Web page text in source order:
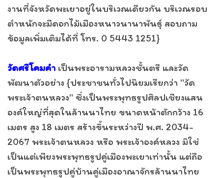
งานที่จังหวัดพะเยาอยู่ในบริเวณเดียวกัน บริเวณรอบ
ตำหนักจะมีดอกไม้เมืองหนาวนานาพันธุ์ สอบถาม
ข้อมูลเพิ่มเติมได้ที่ โทร. 0 5443 1251}
วัดศรีโคมคำ เป็นพระอารามหลวงชั้นตรี และวัด
พัฒนาตัวอย่าง {ประชาชนทั่วไปนิยมเรียกว่า "วัด
พระเจ้าตนหลวง" ซึ่งเป็นพระพุทธรูปศิลปเชียงแสน
องค์ใหญ่ที่สุดในล้านนาไทย ขนาดหน้าตักกว้าง 16
เมตร สูง 18 เมตร สร้างขึ้นระหว่างปี พ.ศ. 2034-
2067 พระเจ้าตนหลวง หรือ พระเจ้าองค์หลวง มิใช่
เป็นแต่เพียงพระพุทธรูปคู่เมืองพะเยาเท่านั้น แต่ถือ
เป็นพระพุทธรูปคู่บ้านคู่เมืองอาณาจักรล้านนาไทย